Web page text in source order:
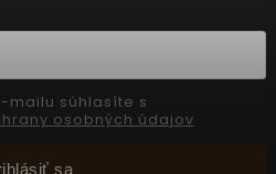
osobných údajov
sa